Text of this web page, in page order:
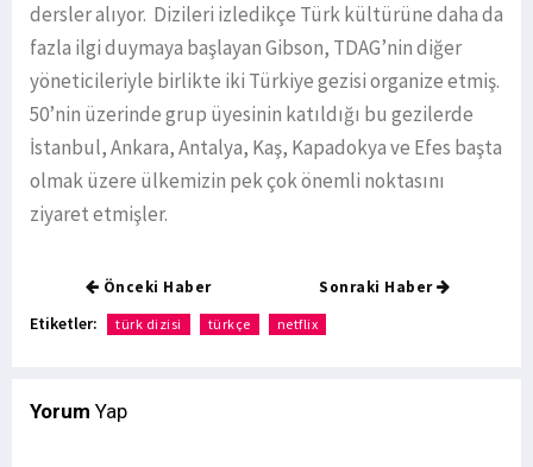
dersler alıyor. Dizileri izledikçe Türk kültürüne daha da
fazla ilgi duymaya başlayan Gibson, TDAG’nin diğer
yöneticileriyle birlikte iki Türkiye gezisi organize etmiş.
50’nin üzerinde grup üyesinin katıldığı bu gezilerde
İstanbul, Ankara, Antalya, Kaş, Kapadokya ve Efes başta
olmak üzere ülkemizin pek çok önemli noktasını
ziyaret etmişler.
Önceki Haber Sonraki Haber
Etiketler: türk dizisi türkçe netflix
Yorum Yap